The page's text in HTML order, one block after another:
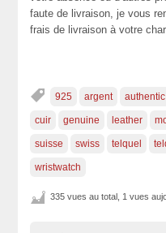
faute de livraison, je vous
frais de livraison à votre
925 argent authentic
cuir genuine leather
suisse swiss telquel
wristwatch
335 vues au total, 1 vues